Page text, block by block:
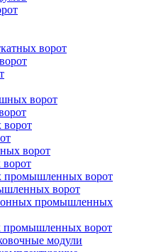
ворот
ворот
ворот
вopoт
промышленных ворот
вopoт
промышленных
промышленных вopoт
модули